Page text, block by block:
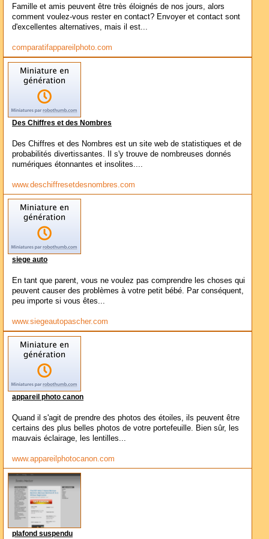
Famille et amis peuvent être très éloignés de nos jours, alors
comment voulez-vous rester en contact? Envoyer et contact sont
d'excellentes alternatives, mais il est...
comparatifappareilphoto.com
Des Chiffres et des Nombres
Des Chiffres et des Nombres est un site web de statistiques et de
probabilités divertissantes. Il s'y trouve de nombreuses donnés
numériques étonnantes et insolites....
www.deschiffresetdesnombres.com
siege auto
En tant que parent, vous ne voulez pas comprendre les choses qui
peuvent causer des problèmes à votre petit bébé. Par conséquent,
peu importe si vous êtes...
www.siegeautopascher.com
appareil photo canon
Quand il s'agit de prendre des photos des étoiles, ils peuvent être
certains des plus belles photos de votre portefeuille. Bien sûr, les
mauvais éclairage, les lentilles...
www.appareilphotocanon.com
plafond suspendu